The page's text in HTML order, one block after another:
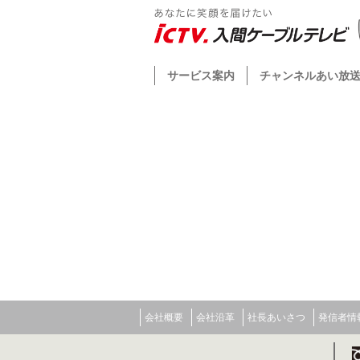
サービス案内 チャンネルあい放
会社概要 会社沿革 社長あいさつ 発信者情